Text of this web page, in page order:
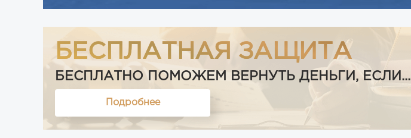
БЕСПЛАТНАЯ ЗАЩИТА
БЕСПЛАТНО ПОМОЖЕМ ВЕРНУТЬ ДЕНЬГИ, ЕСЛИ...
Подробнее